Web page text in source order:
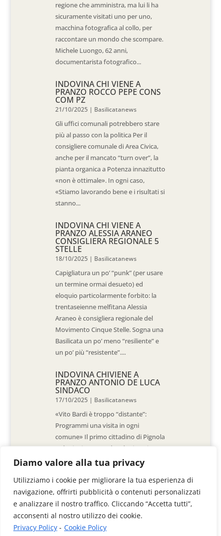
Diamo valore alla tua privacy
Utilizziamo i cookie per migliorare la tua esperienza di
navigazione, offrirti pubblicità o contenuti personalizzati
e analizzare il nostro traffico. Cliccando “Accetta tutti”,
acconsenti al nostro utilizzo dei cookie.
Privacy Policy - Cookie Policy
regione che amministra, ma lui li ha
sicuramente visitati uno per uno,
macchina fotografica al collo, per
raccontare un mondo che scompare.
Michele Luongo, 62 anni,
documentarista fotografico...
INDOVINA CHI VIENE A
PRANZO ROCCO PEPE CONS
COM PZ
21/10/2025 | Basilicatanews
Gli uffici comunali potrebbero stare
più al passo con la politica Per il
consigliere comunale di Area Civica,
anche per il mancato “turn over”, la
pianta organica a Potenza innazitutto
«non è ottimale». In ogni caso,
«Stiamo lavorando bene e i risultati si
stanno...
INDOVINA CHI VIENE A
PRANZO ALESSIA ARANEO
CONSIGLIERA REGIONALE 5
STELLE
18/10/2025 | Basilicatanews
Capigliatura un po’ “punk” (per usare
un termine ormai desueto) ed
eloquio particolarmente forbito: la
trentaseienne melfitana Alessia
Araneo è consigliera regionale del
Movimento Cinque Stelle. Sogna una
Basilicata un po’ meno “resiliente” e
un po’ più “resistente”....
INDOVINA CHIVIENE A
PRANZO ANTONIO DE LUCA
SINDACO
17/10/2025 | Basilicatanews
«Vito Bardi è troppo “distante”:
Programmi una visita in ogni
comune» Il primo cittadino di Pignola
«L’ho invitato a vedere la situazione
al Pantano, ma non è venuto. La
sensazione è che -come sindaci-
siamo lasciati a noi stessi» di Walter
De Stradis In...